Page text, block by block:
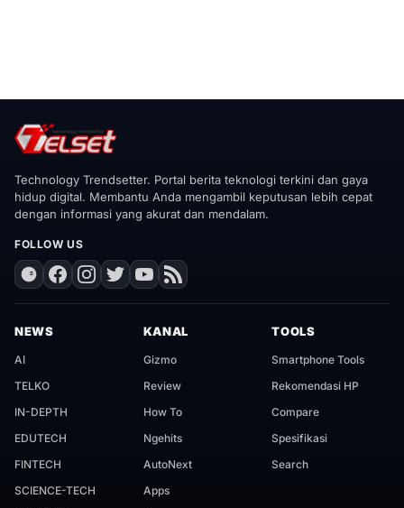
Technology Trendsetter. Portal berita teknologi terkini dan gaya
hidup digital. Membantu Anda mengambil keputusan lebih cepat
dengan informasi yang akurat dan mendalam.
FOLLOW US
NEWS
AI
TELKO
IN-DEPTH
EDUTECH
FINTECH
SCIENCE-TECH
KANAL
Gizmo
Review
How To
Ngehits
AutoNext
Apps
TOOLS
Smartphone Tools
Rekomendasi HP
Compare
Spesifikasi
Search